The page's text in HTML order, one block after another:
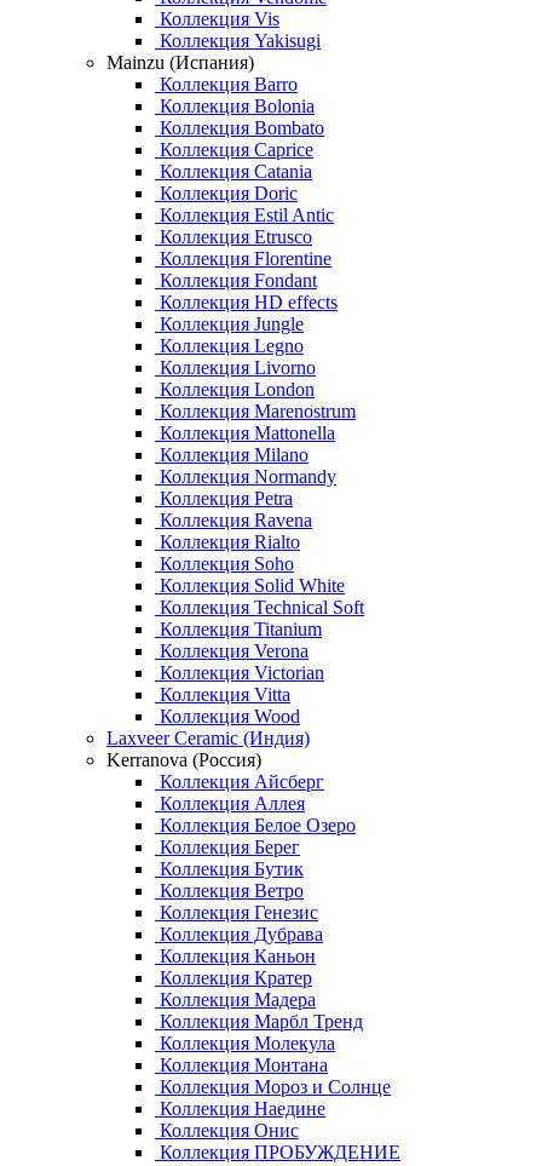
Коллекция Vis
Коллекция Yakisugi
Mainzu (Испания)
Коллекция Barro
Коллекция Bolonia
Коллекция Bombato
Коллекция Caprice
Коллекция Catania
Коллекция Doric
Коллекция Estil Antic
Коллекция Etrusco
Коллекция Florentine
Коллекция Fondant
Коллекция HD effects
Коллекция Jungle
Коллекция Legno
Коллекция Livorno
Коллекция London
Коллекция Marenostrum
Коллекция Mattonella
Коллекция Milano
Коллекция Normandy
Коллекция Petra
Коллекция Ravena
Коллекция Rialto
Коллекция Soho
Коллекция Solid White
Коллекция Technical Soft
Коллекция Titanium
Коллекция Verona
Коллекция Victorian
Коллекция Vitta
Коллекция Wood
Laxveer Ceramic (Индия)
Kerranova (Россия)
Коллекция Айсберг
Коллекция Аллея
Коллекция Белое Озеро
Коллекция Берег
Коллекция Бутик
Коллекция Ветро
Коллекция Генезис
Коллекция Дубрава
Коллекция Каньон
Коллекция Кратер
Коллекция Мадера
Коллекция Марбл Тренд
Коллекция Молекула
Коллекция Монтана
Коллекция Мороз и Солнце
Коллекция Наедине
Коллекция Онис
Коллекция ПРОБУЖДЕНИЕ